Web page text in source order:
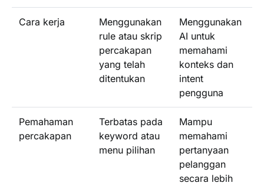
Cara kerja
Menggunakan
rule atau skrip
percakapan
yang telah
ditentukan
Menggunakan
AI untuk
memahami
konteks dan
intent
pengguna
Pemahaman
percakapan
Terbatas pada
keyword atau
menu pilihan
Mampu
memahami
pertanyaan
pelanggan
secara lebih